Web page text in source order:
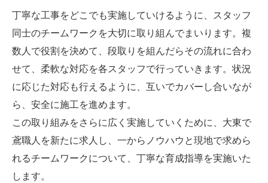
丁寧な工事をどこでも実施していけるように、スタッフ
同士のチームワークを大切に取り組んでまいります。複
数人で役割を決めて、段取りを組んだらその流れに合わ
せて、柔軟な対応を各スタッフで行っていきます。状況
に応じた対応も行えるように、互いでカバーし合いなが
ら、安全に施工を進めます。
この取り組みをさらに広く実施していくために、大東で
鳶職人を新たに求人し、一からノウハウと現地で求めら
れるチームワークについて、丁寧な育成指導を実施いた
します。